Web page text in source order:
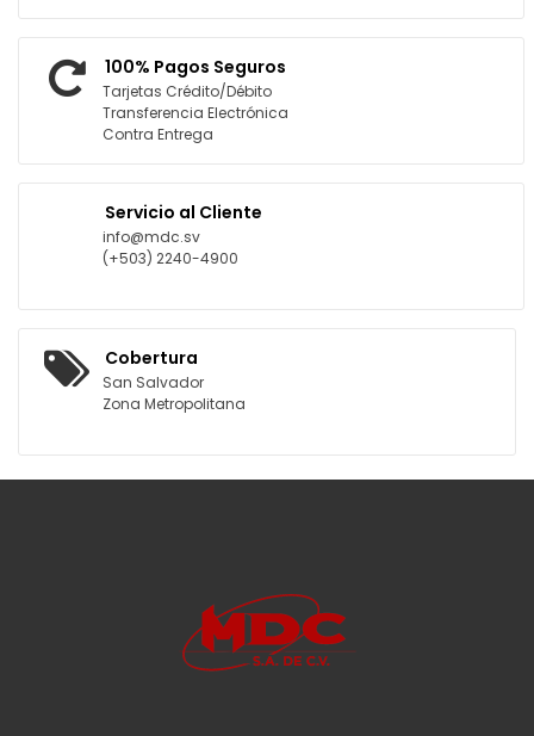
100% Pagos Seguros
Tarjetas Crédito/Débito
Transferencia Electrónica
Contra Entrega
Servicio al Cliente
info@mdc.sv
(+503) 2240-4900
Cobertura
San Salvador
Zona Metropolitana